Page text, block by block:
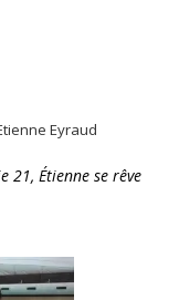
Eyraud
21, Étienne se rêve